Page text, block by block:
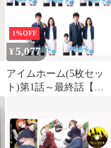
1%OFF
¥ 5,077
アイムホーム(5枚セッ
ト)第1話～最終話【全